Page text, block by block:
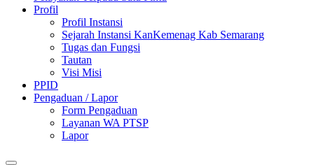
Profil
Profil Instansi
Sejarah Instansi KanKemenag Kab Semarang
Tugas dan Fungsi
Tautan
Visi Misi
PPID
Pengaduan / Lapor
Form Pengaduan
Layanan WA PTSP
Lapor